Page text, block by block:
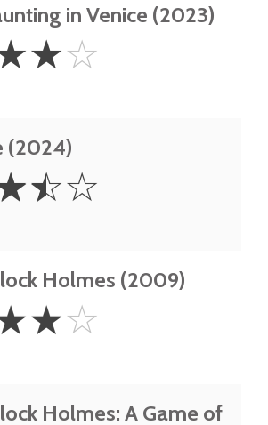
in Venice (2023)
☆☆
(2024)
☆☆
Holmes (2009)
☆☆
Holmes: A Game of